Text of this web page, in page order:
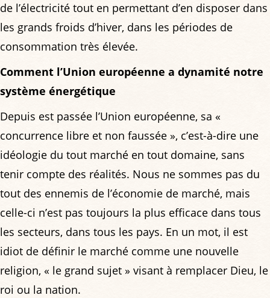
de l’électricité tout en permettant d’en disposer dans
les grands froids d’hiver, dans les périodes de
consommation très élevée.
Comment l’Union européenne a dynamité notre
système énergétique
Depuis est passée l’Union européenne, sa «
concurrence libre et non faussée », c’est-à-dire une
idéologie du tout marché en tout domaine, sans
tenir compte des réalités. Nous ne sommes pas du
tout des ennemis de l’économie de marché, mais
celle-ci n’est pas toujours la plus efficace dans tous
les secteurs, dans tous les pays. En un mot, il est
idiot de définir le marché comme une nouvelle
religion, « le grand sujet » visant à remplacer Dieu, le
roi ou la nation.